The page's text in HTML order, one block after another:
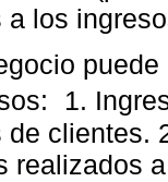
a los
1.
de clientes.
realizados a